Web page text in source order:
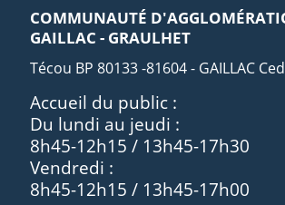
COMMUNAUTÉ
GAILLAC - GRAULHET
Técou BP 80133 -81604 - GAILLAC
Accueil du public :
Du lundi au jeudi :
8h45-12h15 / 13h45-17h30
Vendredi :
8h45-12h15 / 13h45-17h00